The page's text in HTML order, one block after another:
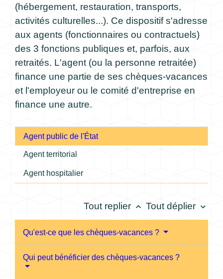
(hébergement, restauration, transports,
activités culturelles...). Ce dispositif s'adresse
aux agents (fonctionnaires ou contractuels)
des 3 fonctions publiques et, parfois, aux
retraités. L'agent (ou la personne retraitée)
finance une partie de ses chèques-vacances
et l'employeur ou le comité d'entreprise en
finance une autre.
Agent public de l'État
Agent territorial
Agent hospitalier
Tout replier keyboard_arrow_up Tout déplier keyboard_arrow_down
Qu'est-ce que les chèques-vacances ?
Qui peut bénéficier des chèques-vacances ?